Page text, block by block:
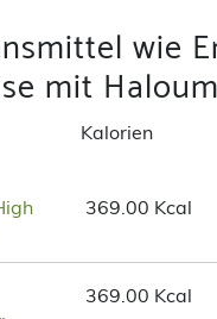
wie
mit
Kalorien
369.00 Kcal
369.00 Kcal